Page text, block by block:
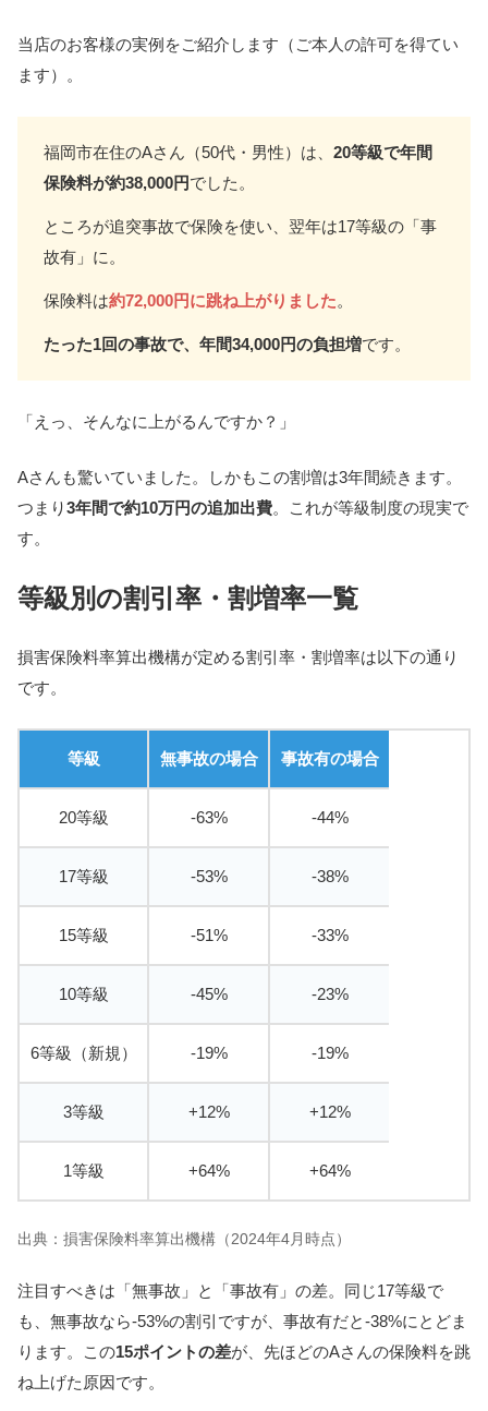
当店のお客様の実例をご紹介します（ご本人の許可を得てい
ます）。
福岡市在住のAさん（50代・男性）は、 20等級で年間
保険料が約38,000円でした。
ところが追突事故で保険を使い、翌年は17等級の「事
故有」に。
保険料は約72,000円に跳ね上がりました。
たった1回の事故で、年間34,000円の負担増です。
「えっ、そんなに上がるんですか？」
Aさんも驚いていました。しかもこの割増は3年間続きます。
つまり3年間で約10万円の追加出費。これが等級制度の現実で
す。
等級別の割引率・割増率一覧
損害保険料率算出機構が定める割引率・割増率は以下の通り
です。
等級 無事故の場合 事故有の場合
20等級 -63% -44%
17等級 -53% -38%
15等級 -51% -33%
10等級 -45% -23%
6等級（新規） -19% -19%
3等級 +12% +12%
1等級 +64% +64%
出典：損害保険料率算出機構（2024年4月時点）
注目すべきは「無事故」と「事故有」の差。同じ17等級で
も、無事故なら-53%の割引ですが、事故有だと-38%にとどま
ります。この15ポイントの差が、先ほどのAさんの保険料を跳
ね上げた原因です。